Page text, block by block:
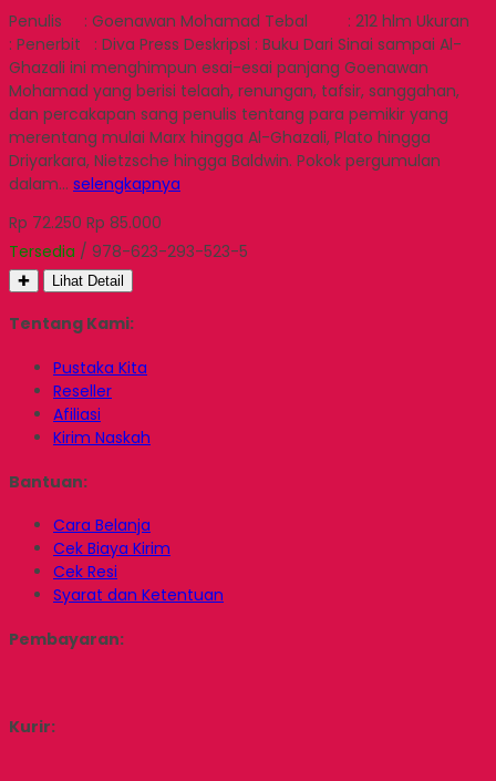
Penulis : Goenawan Mohamad Tebal : 212 hlm Ukuran
: Penerbit : Diva Press Deskripsi : Buku Dari Sinai sampai Al-
Ghazali ini menghimpun esai-esai panjang Goenawan
Mohamad yang berisi telaah, renungan, tafsir, sanggahan,
dan percakapan sang penulis tentang para pemikir yang
merentang mulai Marx hingga Al-Ghazali, Plato hingga
Driyarkara, Nietzsche hingga Baldwin. Pokok pergumulan
dalam… selengkapnya
Rp 72.250 Rp 85.000
Tersedia / 978-623-293-523-5
✚ Lihat Detail
Tentang Kami:
Pustaka Kita
Reseller
Afiliasi
Kirim Naskah
Bantuan:
Cara Belanja
Cek Biaya Kirim
Cek Resi
Syarat dan Ketentuan
Pembayaran:
Kurir: